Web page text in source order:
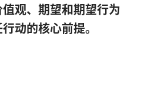
观、期望和期望行为
动的核心前提。